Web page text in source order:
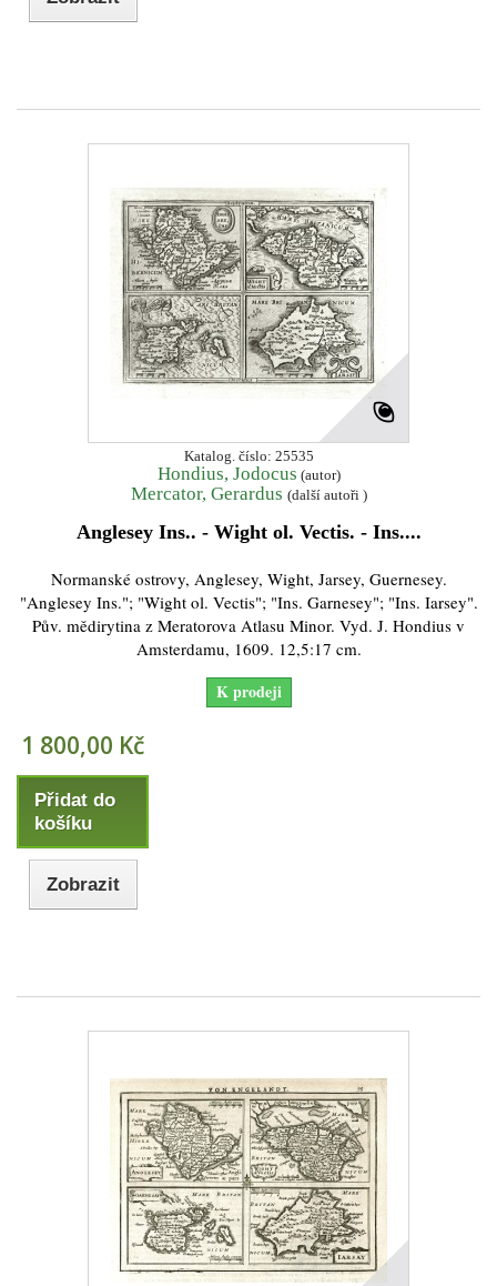
Katalog. číslo: 25535
Hondius, Jodocus (autor)
Mercator, Gerardus (další autoři )
Anglesey Ins.. - Wight ol. Vectis. - Ins....
Normanské ostrovy, Anglesey, Wight, Jarsey, Guernesey.
"Anglesey Ins."; "Wight ol. Vectis"; "Ins. Garnesey"; "Ins. Iarsey".
Pův. mědirytina z Meratorova Atlasu Minor. Vyd. J. Hondius v
Amsterdamu, 1609. 12,5:17 cm.
K prodeji
1 800,00 Kč
Přidat do
košíku
Zobrazit